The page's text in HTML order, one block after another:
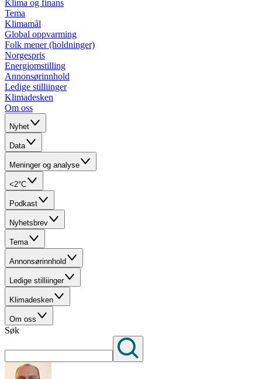
Klima og finans
Tema
Klimamål
Global oppvarming
Folk mener (holdninger)
Norgespris
Energiomstilling
Annonsørinnhold
Ledige stilliinger
Klimadesken
Om oss
Nyhet
Data
Meninger og analyse
<2°C
Podkast
Nyhetsbrev
Tema
Annonsørinnhold
Ledige stilliinger
Klimadesken
Om oss
Søk